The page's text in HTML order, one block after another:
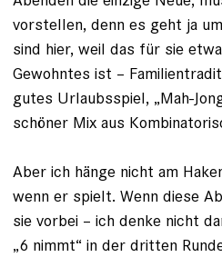
vorstellen, denn es geht ja
sind hier, weil das für sie
Gewohntes ist –
gutes Urlaubsspiel, „Mah-
schöner Mix aus
Aber ich hänge nicht am
wenn er spielt. Wenn diese
sie vorbei – ich denke nicht
„6 nimmt“ in der dritten